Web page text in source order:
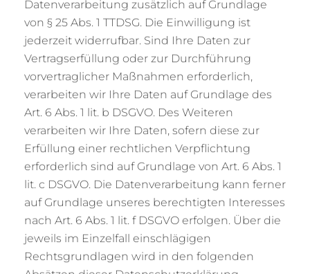
Datenverarbeitung zusätzlich auf Grundlage
von § 25 Abs. 1 TTDSG. Die Einwilligung ist
jederzeit widerrufbar. Sind Ihre Daten zur
Vertragserfüllung oder zur Durchführung
vorvertraglicher Maßnahmen erforderlich,
verarbeiten wir Ihre Daten auf Grundlage des
Art. 6 Abs. 1 lit. b DSGVO. Des Weiteren
verarbeiten wir Ihre Daten, sofern diese zur
Erfüllung einer rechtlichen Verpflichtung
erforderlich sind auf Grundlage von Art. 6 Abs. 1
lit. c DSGVO. Die Datenverarbeitung kann ferner
auf Grundlage unseres berechtigten Interesses
nach Art. 6 Abs. 1 lit. f DSGVO erfolgen. Über die
jeweils im Einzelfall einschlägigen
Rechtsgrundlagen wird in den folgenden